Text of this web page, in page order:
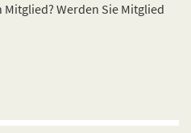
Werden Sie Mitglied